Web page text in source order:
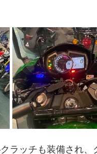
ラッチも装備され、